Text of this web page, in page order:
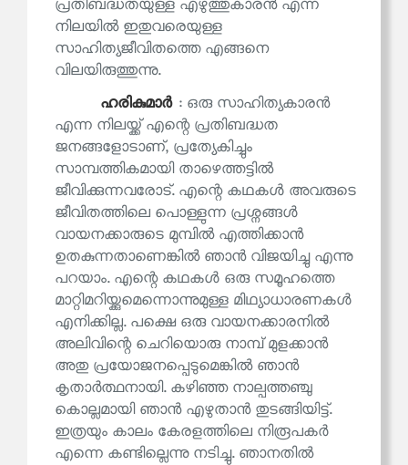
പ്രതിബദ്ധതയുള്ള എഴുത്തുകാരൻ എന്ന
നിലയിൽ ഇതുവരെയുള്ള
സാഹിത്യജീവിതത്തെ എങ്ങനെ
വിലയിരുത്തുന്നു.
ഹരികുമാര്‍ : ഒരു സാഹിത്യകാരന്‍
എന്ന നിലയ്ക്ക് എന്റെ പ്രതിബദ്ധത
ജനങ്ങളോടാണ്, പ്രത്യേകിച്ചും
സാമ്പത്തികമായി താഴെത്തട്ടില്‍
ജീവിക്കുന്നവരോട്. എന്റെ കഥകള്‍ അവരുടെ
ജീവിതത്തിലെ പൊള്ളുന്ന പ്രശ്നങ്ങൾ
വായനക്കാരുടെ മുമ്പിൽ എത്തിക്കാൻ
ഉതകുന്നതാണെങ്കിൽ ഞാൻ വിജയിച്ചു എന്നു
പറയാം. എന്റെ കഥകള്‍ ഒരു സമൂഹത്തെ
മാറ്റിമറിയ്ക്കുമെന്നൊന്നുമുള്ള മിഥ്യാധാരണകൾ
എനിക്കില്ല. പക്ഷെ ഒരു വായനക്കാരനില്‍
അലിവിന്റെ ചെറിയൊരു നാമ്പ് മുളക്കാൻ
അതു പ്രയോജനപ്പെടുമെങ്കിൽ ഞാൻ
കൃതാര്‍ത്ഥനായി. കഴിഞ്ഞ നാല്പത്തഞ്ചു
കൊല്ലമായി ഞാന്‍ എഴുതാൻ തുടങ്ങിയിട്ട്.
ഇത്രയും കാലം കേരളത്തിലെ നിരൂപകര്‍
എന്നെ കണ്ടില്ലെന്നു നടിച്ചു. ഞാനതില്‍